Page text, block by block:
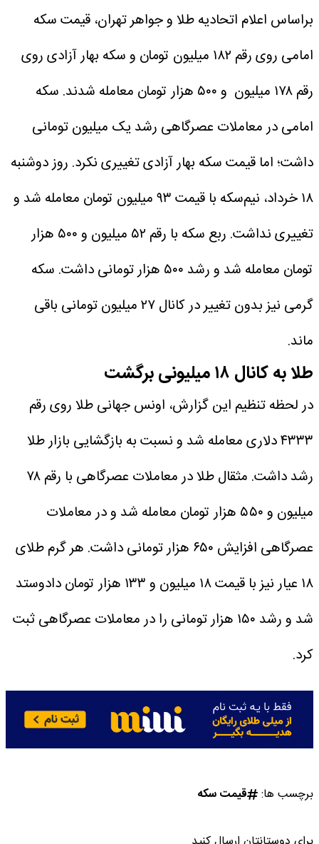
براساس اعلام اتحادیه طلا و جواهر تهران، قیمت سکه
امامی روی رقم ۱۸۲ میلیون تومان و سکه بهار آزادی روی
رقم ۱۷۸ میلیون و ۵۰۰ هزار تومان معامله شدند. سکه
امامی در معاملات عصرگاهی رشد یک میلیون تومانی
داشت؛ اما قیمت سکه بهار آزادی تغییری نکرد. روز دوشنبه
۱۸ خرداد، نیم‌سکه با قیمت ۹۳ میلیون تومان معامله شد و
تغییری نداشت. ربع سکه با رقم ۵۲ میلیون و ۵۰۰ هزار
تومان معامله شد و رشد ۵۰۰ هزار تومانی داشت. سکه
گرمی نیز بدون تغییر در کانال ۲۷ میلیون تومانی باقی
ماند.
طلا به کانال ۱۸ میلیونی برگشت
در لحظه تنظیم این گزارش، اونس جهانی طلا روی رقم
۴۳۳۳ دلاری معامله شد و نسبت به بازگشایی بازار طلا
رشد داشت. مثقال طلا در معاملات عصرگاهی با رقم ۷۸
میلیون و ۵۵۰ هزار تومان معامله شد و در معاملات
عصرگاهی افزایش ۶۵۰ هزار تومانی داشت. هر گرم طلای
۱۸ عیار نیز با قیمت ۱۸ میلیون و ۱۳۳ هزار تومان دادوستد
شد و رشد ۱۵۰ هزار تومانی را در معاملات عصرگاهی ثبت
کرد.
برچسب ها: قیمت سکه